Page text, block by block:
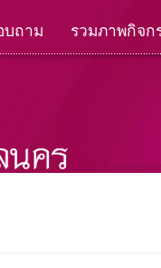
บถาม รวมภาพกิจก